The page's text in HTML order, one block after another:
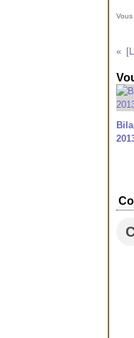
Vous